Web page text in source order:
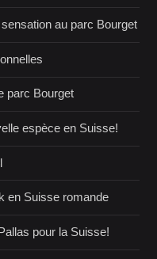
au parc Bourget
parc Bourget
espèce en Suisse!
en Suisse romande
pour la Suisse!